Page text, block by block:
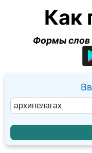
Как
Формы слов